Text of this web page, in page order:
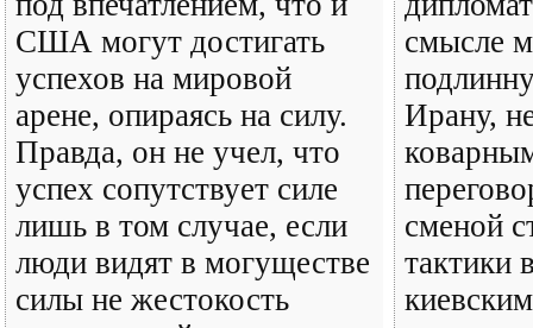
США могут достигать
успехов на мировой
арене, опираясь на силу.
Правда, он не учел, что
успех сопутствует силе
лишь в том случае, если
люди видят в могуществе
силы не жестокость
смысле
Ирану,
сменой
тактики